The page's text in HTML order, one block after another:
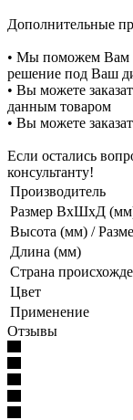
Дополнительные
• Мы поможем Вам
решение под Ваш
• Вы можете
данным товаром
• Вы можете
Если остались
консультанту!
Производитель
Размер ВхШхД
Высота (мм) /
Длина (мм)
Страна
Цвет
Применение
Отзывы